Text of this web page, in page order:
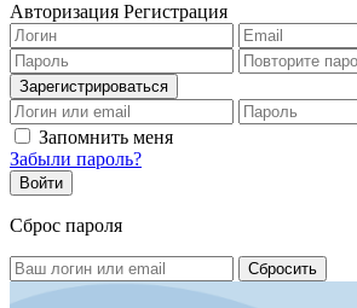
Авторизация Регистрация
Запомнить меня
Забыли пароль?
Сброс пароля